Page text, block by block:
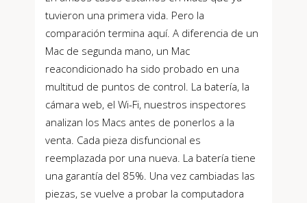
tuvieron una primera vida. Pero la
comparación termina aquí. A diferencia de un
Mac de segunda mano, un Mac
reacondicionado ha sido probado en una
multitud de puntos de control. La batería, la
cámara web, el Wi-Fi, nuestros inspectores
analizan los Macs antes de ponerlos a la
venta. Cada pieza disfuncional es
reemplazada por una nueva. La batería tiene
una garantía del 85%. Una vez cambiadas las
piezas, se vuelve a probar la computadora